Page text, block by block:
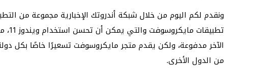
ونقدم لكم اليوم من خلال شبكة أندروتك الإخبارية مجموعة من
الآخر مدفوعة، ولكن يقدم متجر مايكروسوفت تسعيرًا خاصًا بكل
من الدول الأخرى.